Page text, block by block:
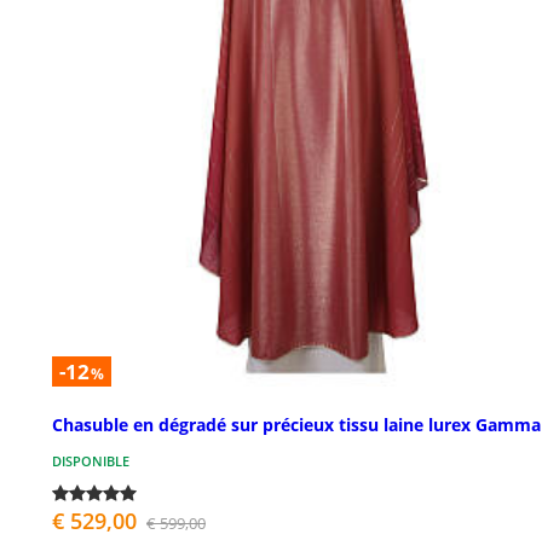
-12%
Chasuble en dégradé sur précieux tissu laine lurex Gamma
DISPONIBLE
€ 529,00 € 599,00